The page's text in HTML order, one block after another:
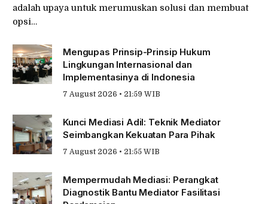
adalah upaya untuk merumuskan solusi dan membuat
opsi…
Mengupas Prinsip-Prinsip Hukum
Lingkungan Internasional dan
Implementasinya di Indonesia
7 August 2026 • 21:59 WIB
Kunci Mediasi Adil: Teknik Mediator
Seimbangkan Kekuatan Para Pihak
7 August 2026 • 21:55 WIB
Mempermudah Mediasi: Perangkat
Diagnostik Bantu Mediator Fasilitasi